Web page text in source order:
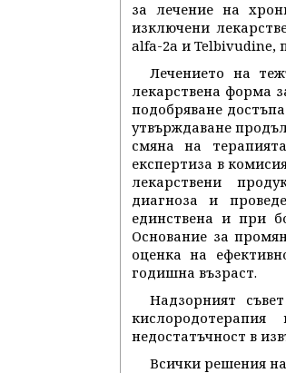
за лечение на
изключени
alfa-2a и Telbivudine,
Лечението на
лекарствена форма
подобряване
утвърждаване
смяна на
експертиза в
лекарствени
диагноза и
единствена и при
Основание за
оценка на
годишна възраст.
Надзорният
недостатъчност в
Всички решения